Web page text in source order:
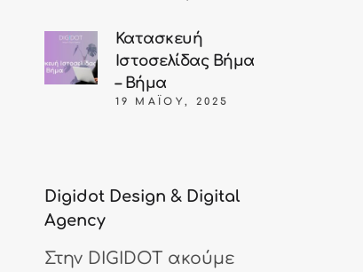
Κατασκευή
Ιστοσελίδας Βήμα
– Βήμα
19 ΜΑΪ́ΟΥ, 2025
Digidot Design & Digital
Agency
Στην DIGIDOT ακούμε